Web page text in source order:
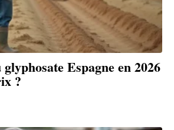
Espagne en 2026
?